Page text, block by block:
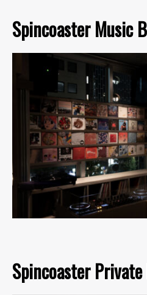
Spincoaster Music
Spincoaster Private